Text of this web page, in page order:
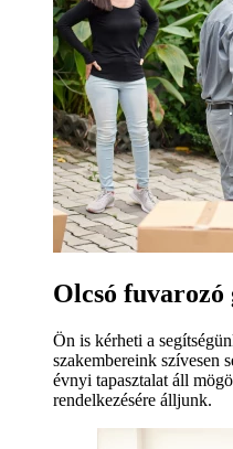
Olcsó fuvarozó
Ön is kérheti a
szakembereink szívesen
évnyi tapasztalat áll
rendelkezésére álljunk.